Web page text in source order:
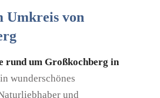
Umkreis von
rund um Großkochberg in
wunderschönes
und